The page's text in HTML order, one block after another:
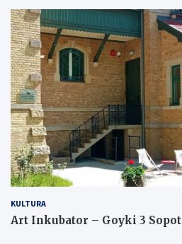
KULTURA
Art Inkubator – Goyki 3 Sopot